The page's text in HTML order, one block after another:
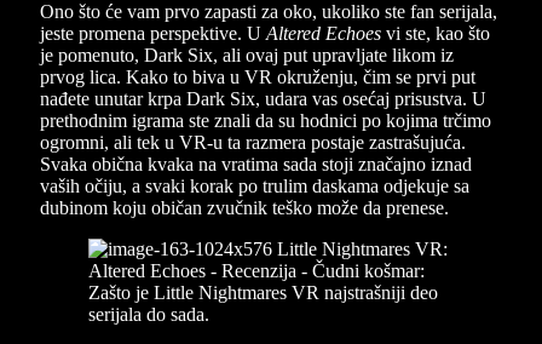
Ono što će vam prvo zapasti za oko, ukoliko ste fan serijala,
jeste promena perspektive. U Altered Echoes vi ste, kao što
je pomenuto, Dark Six, ali ovaj put upravljate likom iz
prvog lica. Kako to biva u VR okruženju, čim se prvi put
nađete unutar krpa Dark Six, udara vas osećaj prisustva. U
prethodnim igrama ste znali da su hodnici po kojima trčimo
ogromni, ali tek u VR-u ta razmera postaje zastrašujuća.
Svaka obična kvaka na vratima sada stoji značajno iznad
vaših očiju, a svaki korak po trulim daskama odjekuje sa
dubinom koju običan zvučnik teško može da prenese.